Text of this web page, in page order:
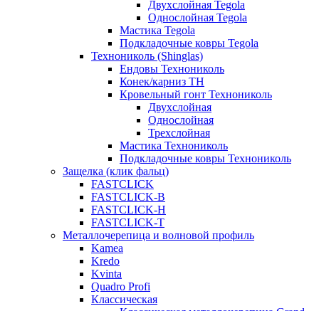
Двухслойная Tegola
Однослойная Tegola
Мастика Tegola
Подкладочные ковры Tegola
Технониколь (Shinglas)
Ендовы Технониколь
Конек/карниз ТН
Кровельный гонт Технониколь
Двухслойная
Однослойная
Трехслойная
Мастика Технониколь
Подкладочные ковры Технониколь
Защелка (клик фальц)
FASTCLICK
FASTCLICK-B
FASTCLICK-H
FASTCLICK-T
Металлочерепица и волновой профиль
Kamea
Kredo
Kvinta
Quadro Profi
Классическая